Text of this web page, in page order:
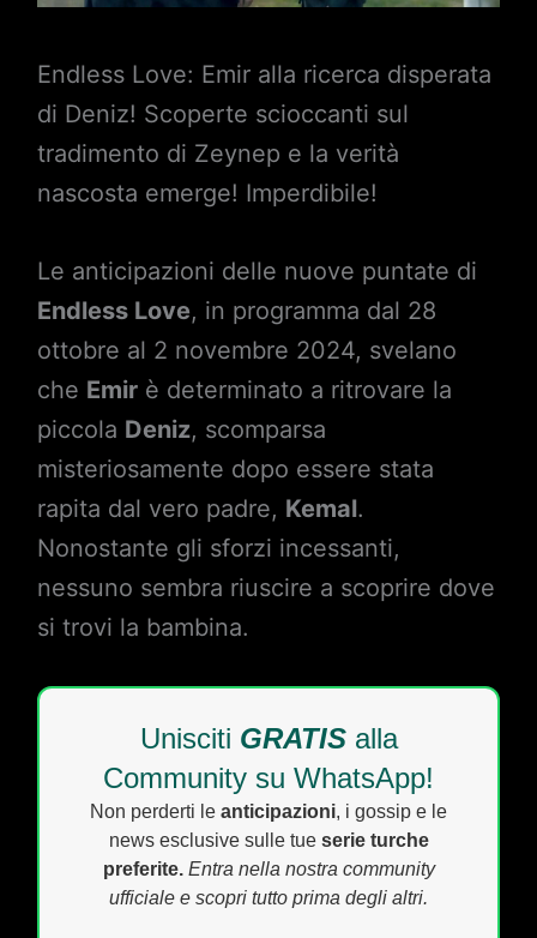
Endless Love: Emir alla ricerca disperata
di Deniz! Scoperte scioccanti sul
tradimento di Zeynep e la verità
nascosta emerge! Imperdibile!
Le anticipazioni delle nuove puntate di
Endless Love, in programma dal 28
ottobre al 2 novembre 2024, svelano
che Emirè determinato a ritrovare la
piccola Deniz, scomparsa
misteriosamente dopo essere stata
rapita dal vero padre, Kemal.
Nonostante gli sforzi incessanti,
nessuno sembra riuscire a scoprire dove
si trovi la bambina.
Unisciti GRATISalla
Community su WhatsApp!
Non perderti le anticipazioni, i gossip e le
news esclusive sulle tue serie turche
preferite. Entra nella nostra community
ufficiale e scopri tutto prima degli altri.